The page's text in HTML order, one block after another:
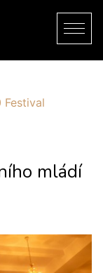
Festival
mládí